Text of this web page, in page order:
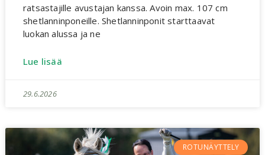
ratsastajille avustajan kanssa. Avoin max. 107 cm
shetlanninponeille. Shetlanninponit starttaavat
luokan alussa ja ne
Lue lisää
29.6.2026
ROTUNÄYTTELY